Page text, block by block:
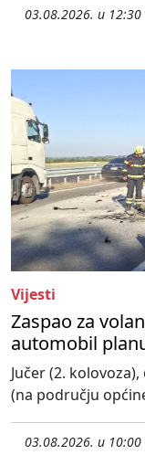
03.08.2026. u 12:30
Vijesti
Zaspao za
automobil
Jučer (2.
(na području
03.08.2026. u 10:00